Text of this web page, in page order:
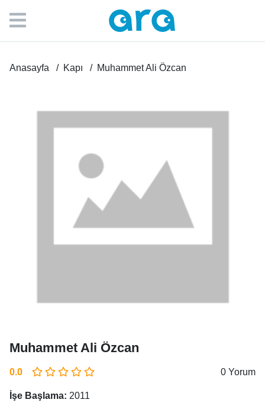
Anasayfa Kapı Muhammet Ali Özcan
Muhammet Ali Özcan
0.0 0 Yorum
İşe Başlama: 2011